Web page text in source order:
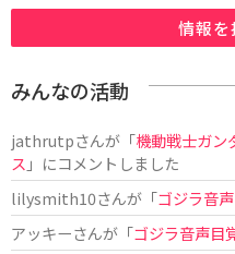
情報を
みんなの活動
jathrutpさんが「機動戦士ガン
ス 」にコメントしました
lilysmith10さんが「ゴジラ音
アッキーさんが「ゴジラ音声目